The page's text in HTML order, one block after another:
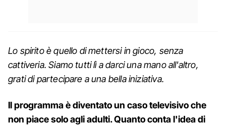
Lo spirito è quello di mettersi in gioco, senza
cattiveria. Siamo tutti lì a darci una mano all'altro,
grati di partecipare a una bella iniziativa.
Il programma è diventato un caso televisivo che
non piace solo agli adulti. Quanto conta l'idea di